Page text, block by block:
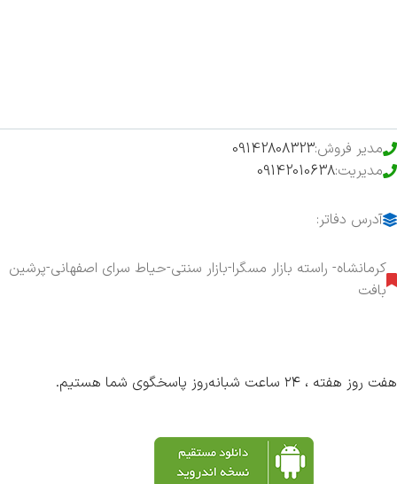
مدیر فروش:09142808323
مدیریت:09142010638
آدرس دفاتر:
کرمانشاه- راسته بازار مسگرا-بازار سنتی-حیاط سرای اصفهانی-پرشین
بافت
هفت روز هفته ، ۲۴ ساعت شبانه‌روز پاسخگوی شما هستیم.